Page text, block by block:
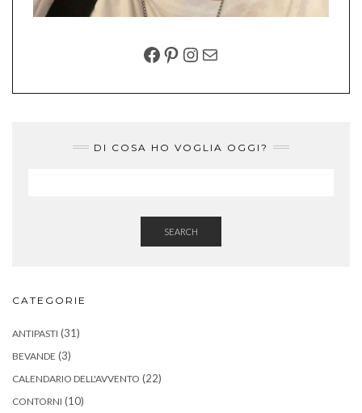
FACEBOOK
PINTEREST
INSTAGRAM
EMAIL
DI COSA HO VOGLIA OGGI?
SEARCH
CATEGORIE
ANTIPASTI (31)
BEVANDE (3)
CALENDARIO DELL'AVVENTO (22)
CONTORNI (10)